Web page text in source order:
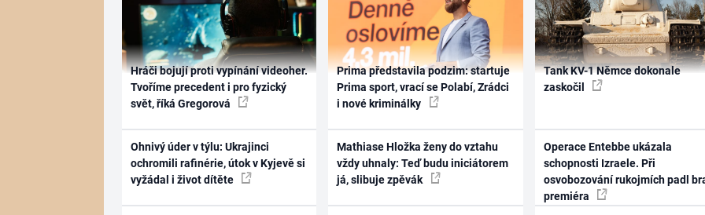
Hráči bojují proti vypínání videoher.
Tvoříme precedent i pro fyzický
svět, říká Gregorová
Ohnivý úder v týlu: Ukrajinci
ochromili rafinérie, útok v Kyjevě si
vyžádal i život dítěte
Prima představila podzim: startuje
Prima sport, vrací se Polabí, Zrádci
i nové kriminálky
Mathiase Hložka ženy do vztahu
vždy uhnaly: Teď budu iniciátorem
já, slibuje zpěvák
Tank KV-1 Němce dokonale
zaskočil
Operace Entebbe ukázala
schopnosti Izraele. Při
osvobozování rukojmích padl
premiéra